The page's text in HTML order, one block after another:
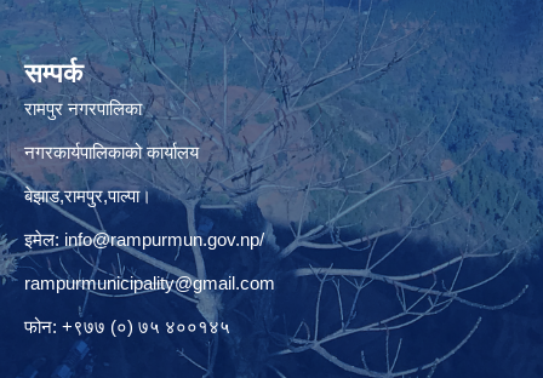
सम्पर्क
रामपुर नगरपालिका
नगरकार्यपालिकाको कार्यालय
बेझाड,रामपुर,पाल्पा।
इमेल: info@rampurmun.gov.np/
rampurmunicipality@gmail.com
फोन: +९७७ (०) ७५ ४००१४५